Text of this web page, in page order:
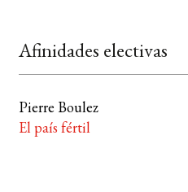
Afinidades electivas
Pierre Boulez
El país fértil